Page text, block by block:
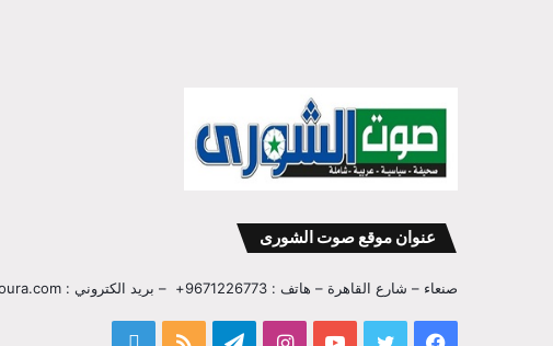
عنوان موقع صوت الشورى
صنعاء – شارع القاهرة – هاتف : 9671226773+ – بريد الكتروني : info@sawtalshoura.com